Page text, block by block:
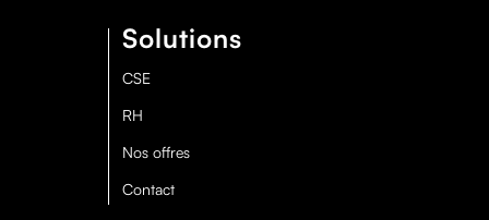
Solutions
CSE
RH
Nos offres
Contact